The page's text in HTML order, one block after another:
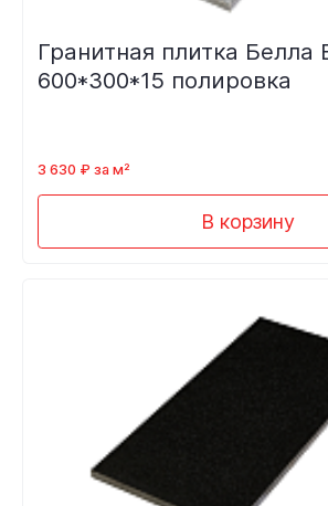
Гранитная плитка Белла
600*300*15 полировка
3 630 ₽ за м²
В корзину